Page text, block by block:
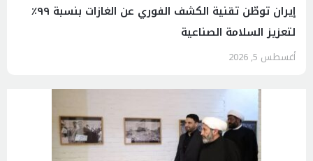
إيران توطّن تقنية الكشف الفوري عن الغازات بنسبة ٩٩٪
لتعزيز السلامة الصناعية
أغسطس 5, 2026